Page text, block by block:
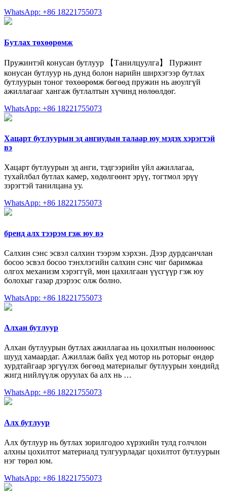
WhatsApp: +86 18221755073
Бутлах төхөөрөмж
Пружинтэй конусан бутлуур 【Танилцуулга】 Пуржинт
конусан бутлуур нь дунд болон нарийн ширхэгээр бутлах
бутлуурын тоног төхөөрөмж бөгөөд пружин нь аюулгүй
ажиллагааг хангаж бутлалтын хүчинд нөлөөлдөг.
WhatsApp: +86 18221755073
Хацарт бутлуурын эд ангиудын талаар юу мэдэх хэрэгтэй
вэ
Хацарт бутлуурын эд анги, тэдгээрийн үйл ажиллагаа,
тухайлбал бутлах камер, хөдөлгөөнт эрүү, тогтмол эрүү
зэрэгтэй танилцана уу.
WhatsApp: +86 18221755073
бренд алх тээрэм гэж юу вэ
Салхин сэнс эсвэл салхин тээрэм хэрхэн. Дээр дурдсанчлан
босоо эсвэл босоо тэнхлэгийн салхин сэнс чиг баримжаа
олгох механизм хэрэггүй, мөн цахилгаан үүсгүүр гэж юу
болохыг газар дээрээс олж болно.
WhatsApp: +86 18221755073
Алхан бутлуур
Алхан бутлуурын бутлах ажиллагаа нь цохилтын нөлөөнөөс
шууд хамаардаг. Ажиллаж байх үед мотор нь роторыг өндөр
хурдтайгаар эргүүлэх бөгөөд материалыг бутлуурын хөндийд
жигд нийлүүлж оруулах ба алх нь …
WhatsApp: +86 18221755073
Алх бутлуур
Алх бутлуур нь бутлах зорилгодоо хүрэхийн тулд голчлон
алхны цохилтот материалд тулгуурладаг цохилтот бутлуурын
нэг төрөл юм.
WhatsApp: +86 18221755073